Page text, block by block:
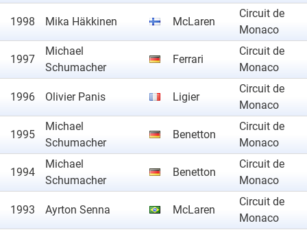
1998 Mika Häkkinen McLaren
Circuit de
Monaco
1997
Michael
Schumacher
Ferrari
Circuit de
Monaco
1996 Olivier Panis Ligier
Circuit de
Monaco
1995
Michael
Schumacher
Benetton
Circuit de
Monaco
1994
Michael
Schumacher
Benetton
Circuit de
Monaco
1993 Ayrton Senna McLaren
Circuit de
Monaco